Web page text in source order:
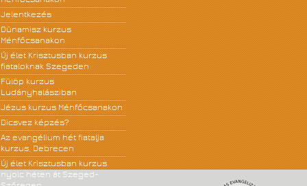
Jelentkezés
Dünamisz kurzus
Ménfőcsanakon
Új élet Krisztusban kurzus
fiataloknak Szegeden
Fülöp kurzus
Ludányhalásziban
Jézus kurzus Ménfőcsanakon
Dicsvez képzés?
Az evangélium hét fiatalja
kurzus, Debrecen
Új élet Krisztusban kurzus
nyolc héten át Szeged-